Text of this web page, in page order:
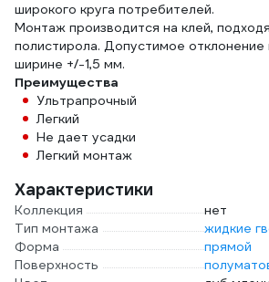
широкого круга потребителей.
Монтаж производится на клей,
полистирола. Допустимое отклонение
ширине +/-1,5 мм.
Преимущества
Ультрапрочный
Легкий
Не дает усадки
Легкий монтаж
Характеристики
Коллекция
нет
Тип монтажа
жидкие
Форма
прямой
Поверхность